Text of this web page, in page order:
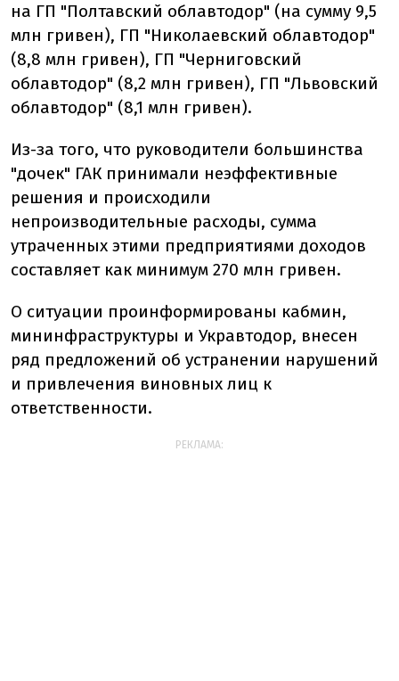
на ГП "Полтавский облавтодор" (на сумму 9,5
млн гривен), ГП "Николаевский облавтодор"
(8,8 млн гривен), ГП "Черниговский
облавтодор" (8,2 млн гривен), ГП "Львовский
облавтодор" (8,1 млн гривен).
Из-за того, что руководители большинства
"дочек" ГАК принимали неэффективные
решения и происходили
непроизводительные расходы, сумма
утраченных этими предприятиями доходов
составляет как минимум 270 млн гривен.
О ситуации проинформированы кабмин,
мининфраструктуры и Укравтодор, внесен
ряд предложений об устранении нарушений
и привлечения виновных лиц к
ответственности.
РЕКЛАМА: